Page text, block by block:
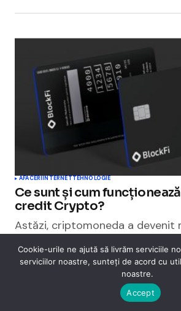
AFACERIINTERNETTEHNOLOGIE
Ce sunt și cum
credit Crypto?
Astăzi, criptomoneda a devenit
Britanie. La urma urmei, a…
Cookie-urile ne ajută să livrăm serviciile
serviciilor noastre, sunteți de acord cu
noastre.
Accept